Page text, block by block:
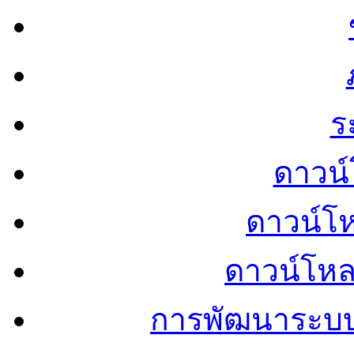
ดาว
ดาวน์โ
ดาวน์โห
การพัฒนาระ